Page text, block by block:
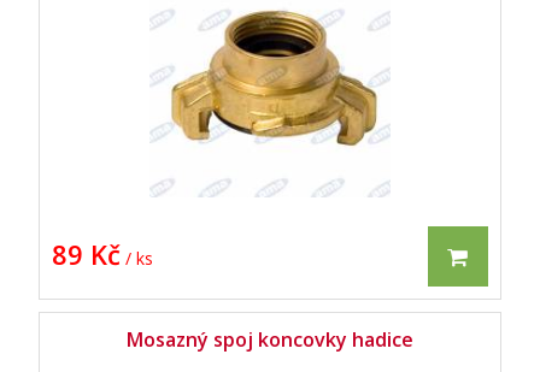
89 Kč / ks
Mosazný spoj koncovky hadice